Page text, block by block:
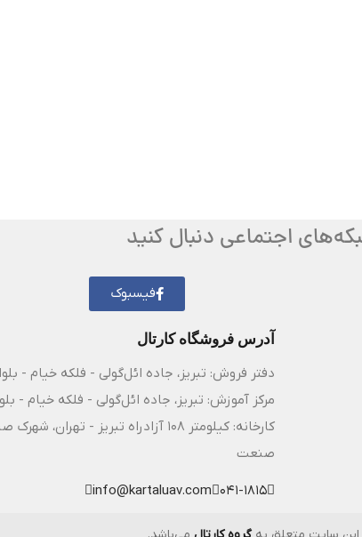
اجتماعی دنبال کنید
فیسبوک
آدرس فروشگاه کارتال
دفتر فروش: تبریز، جاده ائل‌گولی - فلکه خیام -
مرکز آموزش: تبریز، جاده ائل‌گولی - فلکه خیام -
کارخانه: کیلومتر ۱۰۸ آزادراه
صنعت
041-1815
info@kartaluav.com